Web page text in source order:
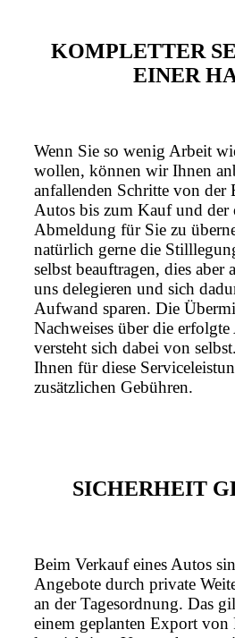
KOMPLETTER
EINER
Wenn Sie so wenig Arbeit
wollen, können wir Ihnen
anfallenden Schritte von der
Autos bis zum Kauf und der
Abmeldung für Sie zu
natürlich gerne die
selbst beauftragen, dies aber
uns delegieren und sich
Aufwand sparen. Die
Nachweises über die
versteht sich dabei von
Ihnen für diese
zusätzlichen Gebühren.
SICHERHEIT
Beim Verkauf eines Autos
Angebote durch private
an der Tagesordnung. Das
einem geplanten Export von